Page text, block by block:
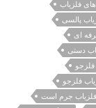
فلزیاب
پالسی
ای
دستی
فلزجو
فلزجو
جرم است